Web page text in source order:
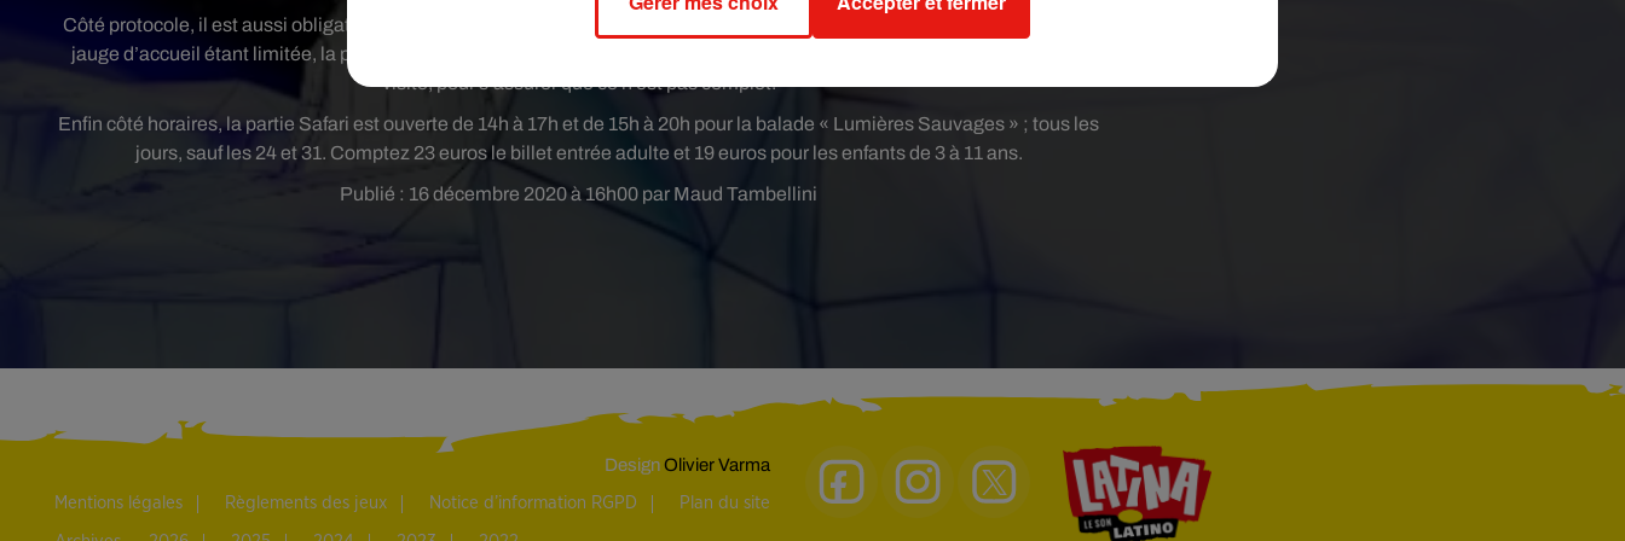
Publié : 16 décembre 2020 à 16h00 par Maud Tambellini
Côté protocole, il est aussi obligatoire de réserver son billet en amont sur
jauge d’accueil étant limitée, la présidente du ZooSafari conseille aussi de regarder les réseaux sociaux du site avant sa
visite, pour s’assurer que ce n’est pas complet.
Enfin côté horaires, la partie Safari est ouverte de 14h à 17h et de 15h à 20h pour la balade « Lumières Sauvages » ; tous les
jours, sauf les 24 et 31. Comptez 23 euros le billet entrée adulte et 19 euros pour les enfants de 3 à 11 ans.
DesignOlivier Varma
Mentions légales Règlements des jeux Notice d’information RGPD Plan du site